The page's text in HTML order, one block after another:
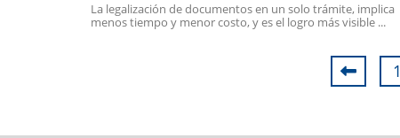
La legalización de documentos en un solo trámite, implica
menos tiempo y menor costo, y es el logro más visible ...
1